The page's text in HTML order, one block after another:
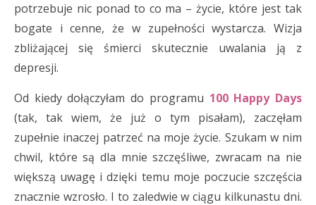
potrzebuje nic ponad to co ma – życie, które jest tak
bogate i cenne, że w zupełności wystarcza. Wizja
zbliżającej się śmierci skutecznie uwalania ją z
depresji.
Od kiedy dołączyłam do programu 100 Happy Days
(tak, tak wiem, że już o tym pisałam), zaczęłam
zupełnie inaczej patrzeć na moje życie. Szukam w nim
chwil, które są dla mnie szczęśliwe, zwracam na nie
większą uwagę i dzięki temu moje poczucie szczęścia
znacznie wzrosło. I to zaledwie w ciągu kilkunastu dni.